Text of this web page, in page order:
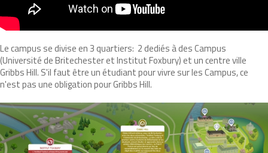
Le campus se divise en 3 quartiers: 2 dediés à des Campus
(Université de Britechester et Institut Foxbury) et un centre ville
Gribbs Hill. S'il faut être un étudiant pour vivre sur les Campus, ce
n'est pas une obligation pour Gribbs Hill.